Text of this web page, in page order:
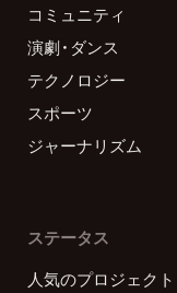
コミュニティ
演劇・ダンス
テクノロジー
スポーツ
ジャーナリズム
ステータス
人気のプロジェクト